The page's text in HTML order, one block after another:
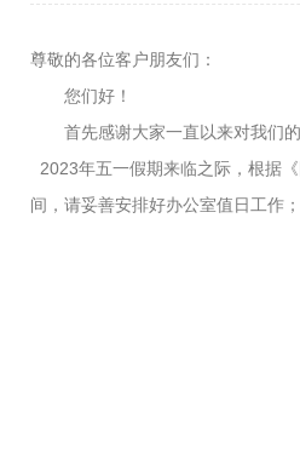
尊敬的各位客户朋友们：
您们好！
首先感谢大家一直以来对我们的
2023年五一假期来临之际，根据
间，请妥善安排好办公室值日工作